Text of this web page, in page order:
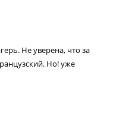
Не уверена, что за
Но! уже